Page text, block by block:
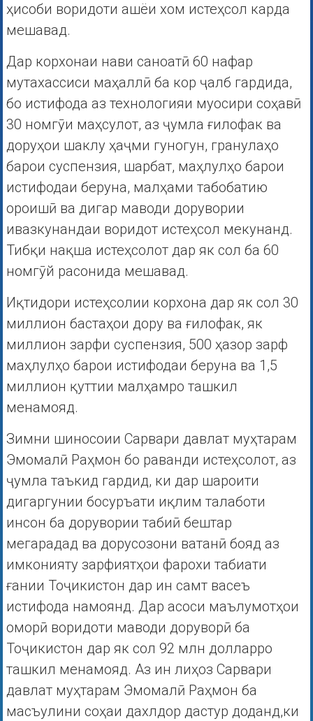
ҳисоби воридоти ашёи хом истеҳсол карда
мешавад.
Дар корхонаи нави саноатӣ 60 нафар
мутахассиси маҳаллӣ ба кор ҷалб гардида,
бо истифода аз технологияи муосири соҳавӣ
30 номгӯи маҳсулот, аз ҷумла ғилофак ва
доруҳои шаклу ҳаҷми гуногун, гранулаҳо
барои суспензия, шарбат, маҳлулҳо барои
истифодаи беруна, малҳами табобатию
ороишӣ ва дигар маводи дорувории
ивазкунандаи воридот истеҳсол мекунанд.
Тибқи нақша истеҳсолот дар як сол ба 60
номгӯй расонида мешавад.
Иқтидори истеҳсолии корхона дар як сол 30
миллион бастаҳои дору ва ғилофак, як
миллион зарфи суспензия, 500 ҳазор зарф
маҳлулҳо барои истифодаи беруна ва 1,5
миллион қуттии малҳамро ташкил
менамояд.
Зимни шиносоии Сарвари давлат муҳтарам
Эмомалӣ Раҳмон бо раванди истеҳсолот, аз
ҷумла таъкид гардид, ки дар шароити
дигаргунии босуръати иқлим талаботи
инсон ба дорувории табиӣ бештар
мегарадад ва дорусозони ватанӣ бояд аз
имконияту зарфиятҳои фарохи табиати
ғании Тоҷикистон дар ин самт васеъ
истифода намоянд. Дар асоси маълумотҳои
оморӣ воридоти маводи доруворӣ ба
Тоҷикистон дар як сол 92 млн долларро
ташкил менамояд. Аз ин лиҳоз Сарвари
давлат муҳтарам Эмомалӣ Раҳмон ба
масъулини соҳаи дахлдор дастур доданд,ки